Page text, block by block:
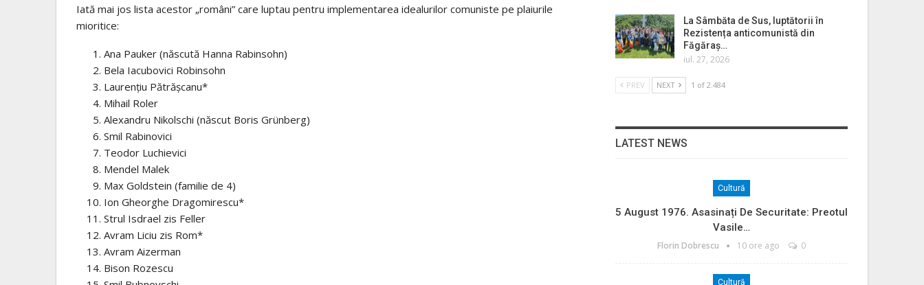
Iată mai jos lista acestor „români” care luptau pentru implementarea idealurilor comuniste pe plaiurile
mioritice:
Ana Pauker (născută Hanna Rabinsohn)
Bela Iacubovici Robinsohn
Laurențiu Pătrășcanu*
Mihail Roler
Alexandru Nikolschi (născut Boris Grünberg)
Smil Rabinovici
Teodor Luchievici
Mendel Malek
Max Goldstein (familie de 4)
Ion Gheorghe Dragomirescu*
Strul Isdrael zis Feller
Avram Liciu zis Rom*
Avram Aizerman
Bison Rozescu
La Sâmbăta de Sus, luptătorii în
Rezistența anticomunistă din
Făgăraș…
iul. 27, 2026
PREV NEXT 1 of 2.484
LATEST NEWS
Cultură
5 August 1976. Asasinați De Securitate: Preotul
Vasile…
Florin Dobrescu 10 ore ago 0
Cultură